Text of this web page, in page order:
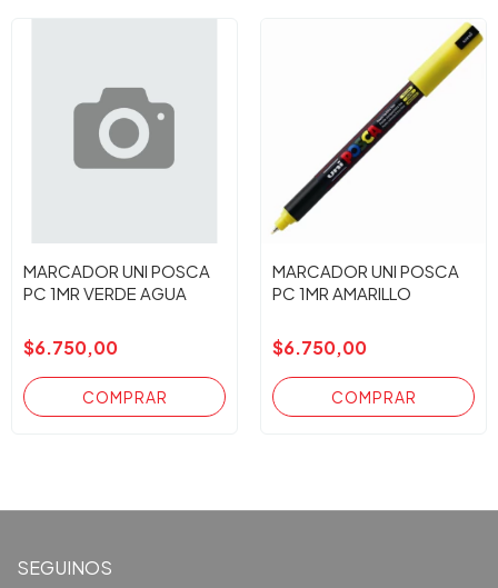
MARCADOR UNI POSCA
PC 1MR VERDE AGUA
$6.750,00
MARCADOR UNI POSCA
PC 1MR AMARILLO
$6.750,00
SEGUINOS